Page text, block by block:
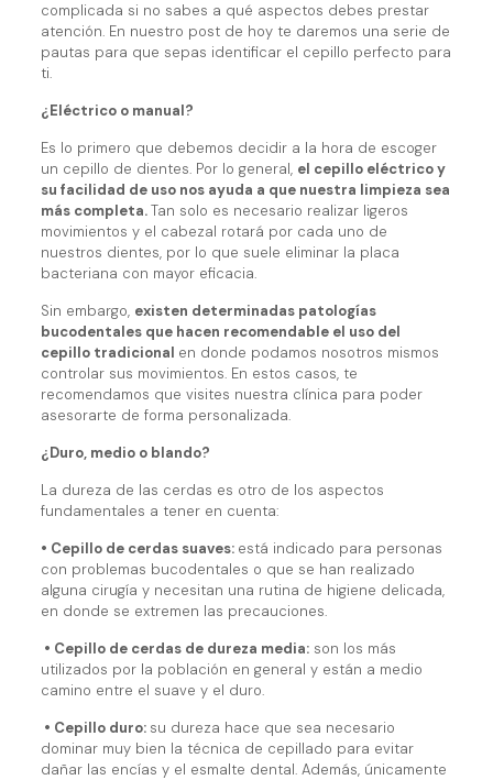
complicada si no sabes a qué aspectos debes prestar
atención. En nuestro post de hoy te daremos una serie de
pautas para que sepas identificar el cepillo perfecto para
ti.
¿Eléctrico o manual?
Es lo primero que debemos decidir a la hora de escoger
un cepillo de dientes. Por lo general, el cepillo eléctrico y
su facilidad de uso nos ayuda a que nuestra limpieza sea
más completa.Tan solo es necesario realizar ligeros
movimientos y el cabezal rotará por cada uno de
nuestros dientes, por lo que suele eliminar la placa
bacteriana con mayor eficacia.
Sin embargo, existen determinadas patologías
bucodentales que hacen recomendable el uso del
cepillo tradicional en donde podamos nosotros mismos
controlar sus movimientos. En estos casos, te
recomendamos que visites nuestra clínica para poder
asesorarte de forma personalizada.
¿Duro, medio o blando?
La dureza de las cerdas es otro de los aspectos
fundamentales a tener en cuenta:
• Cepillo de cerdas suaves: está indicado para personas
con problemas bucodentales o que se han realizado
alguna cirugía y necesitan una rutina de higiene delicada,
en donde se extremen las precauciones.
• Cepillo de cerdas de dureza media:son los más
utilizados por la población en general y están a medio
camino entre el suave y el duro.
• Cepillo duro: su dureza hace que sea necesario
dominar muy bien la técnica de cepillado para evitar
dañar las encías y el esmalte dental. Además, únicamente